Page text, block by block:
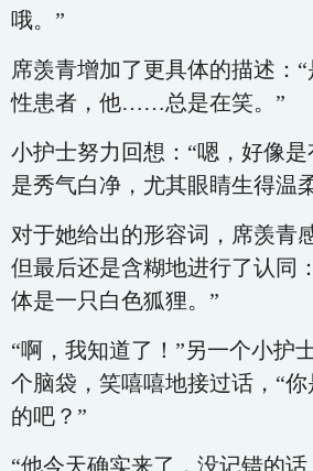
哦。”
席羡青增加了更具体的描述：
性患者，他……总是在笑。”
小护士努力回想：“嗯，好像
是秀气白净，尤其眼睛生得温
对于她给出的形容词，席羡青
但最后还是含糊地进行了认同
体是一只白色狐狸。”
“啊，我知道了！”另一个小护
个脑袋，笑嘻嘻地接过话，“
的吧？”
“他今天确实来了，没记错的